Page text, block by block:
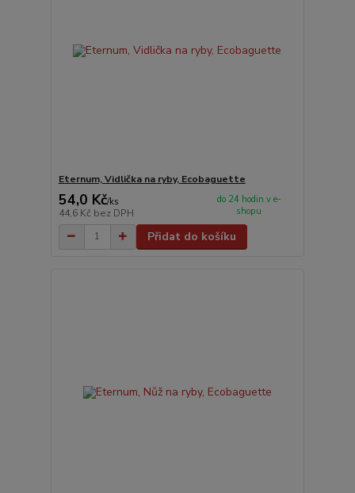
Eternum, Vidlička na ryby, Ecobaguette
54,0 Kč/ks
44,6 Kč bez DPH
do 24 hodin v e-
shopu
Přidat do košíku